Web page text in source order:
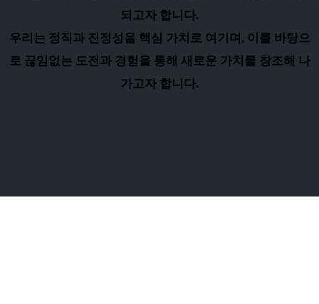
되고자 합니다.
우리는 정직과 진정성을 핵심 가치로 여기며, 이를 바탕으
로 끊임없는 도전과 경험을 통해 새로운 가치를 창조해 나
가고자 합니다.